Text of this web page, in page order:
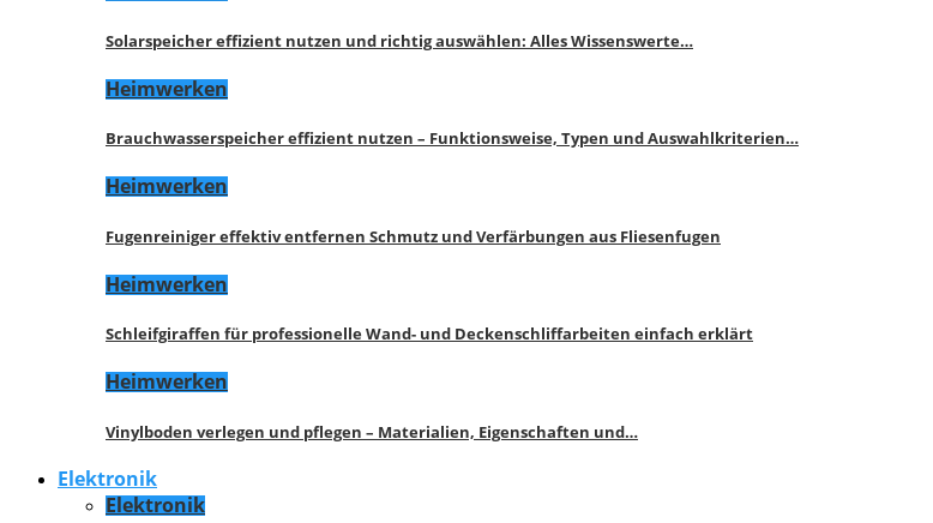
Solarspeicher effizient nutzen und richtig auswählen: Alles Wissenswerte…
Heimwerken
Brauchwasserspeicher effizient nutzen – Funktionsweise, Typen und Auswahlkriterien…
Heimwerken
Fugenreiniger effektiv entfernen Schmutz und Verfärbungen aus Fliesenfugen
Heimwerken
Schleifgiraffen für professionelle Wand- und Deckenschliffarbeiten einfach erklärt
Heimwerken
Vinylboden verlegen und pflegen – Materialien, Eigenschaften und…
Elektronik
Elektronik